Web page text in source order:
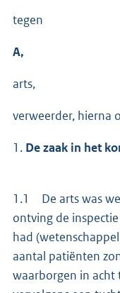
tegen
A,
arts,
verweerder, hierna
1. De zaak in het
1.1 De arts was
ontving de
had
aantal patiënten
waarborgen in acht